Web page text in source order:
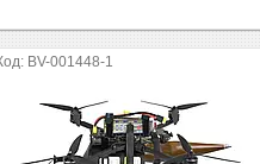
BV-001448-1